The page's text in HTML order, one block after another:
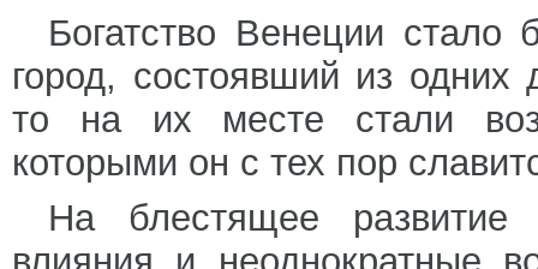
Богатство Венеции стало
город, состоявший из одних
то на их месте стали
которыми он с тех пор
На блестящее развитие